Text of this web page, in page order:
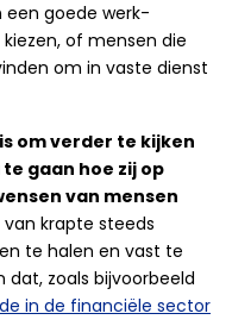
een goede werk-
of mensen die
om in vaste dienst
om verder te kijken
gaan hoe zij op
van mensen
krapte steeds
te halen en vast te
dat, zoals bijvoorbeeld
in de financiële sector